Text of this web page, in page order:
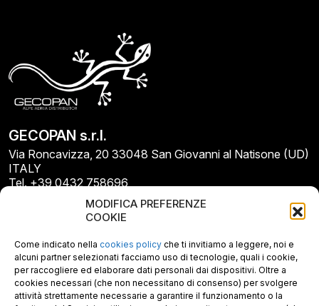
MODIFICA PREFERENZE
COOKIE
Come indicato nella cookies policy che ti invitiamo a leggere, noi e
alcuni partner selezionati facciamo uso di tecnologie, quali i cookie,
per raccogliere ed elaborare dati personali dai dispositivi. Oltre a
cookies necessari (che non necessitano di consenso) per svolgere
attività strettamente necessarie a garantire il funzionamento o la
GECOPAN s.r.l.
Via Roncavizza, 20 33048 San Giovanni al Natisone (UD)
ITALY
Tel. +39 0432 758696
E-mail: info@gecopan.it
E-mail PEC: gecopan@pec.it
P.I. E C.F. 02487660306
N. REA UD 264834
Capitale sociale € 30.000